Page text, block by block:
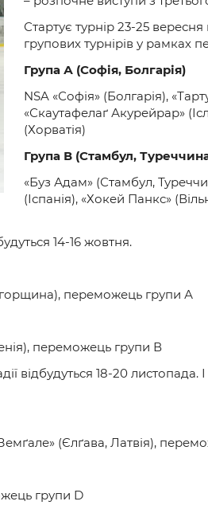
Стартує турнір 23-25
групових турнірів у рамках
Група А (Софія, Болгарія)
NSA «Софія» (Болгарія),
«Скаутафелаґ Акурейрар»
(Хорватія)
Група В (Стамбул,
«Буз Адам» (Стамбул,
(Іспанія), «Хокей Панкс»
14-16 жовтня.
переможець групи А
переможець групи В
відбудуться 18-20 листопада.
(Єлґава, Латвія),
групи D